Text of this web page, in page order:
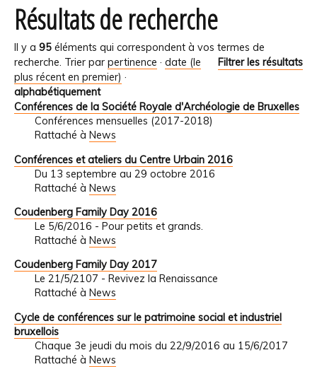
Résultats de recherche
Il y a 95 éléments qui correspondent à vos termes de
recherche.
Filtrer les résultats
Trier par pertinence · date (le
plus récent en premier) ·
alphabétiquement
Conférences de la Société Royale d'Archéologie de Bruxelles
Conférences mensuelles (2017-2018)
Rattaché à News
Conférences et ateliers du Centre Urbain 2016
Du 13 septembre au 29 octobre 2016
Rattaché à News
Coudenberg Family Day 2016
Le 5/6/2016 - Pour petits et grands.
Rattaché à News
Coudenberg Family Day 2017
Le 21/5/2107 - Revivez la Renaissance
Rattaché à News
Cycle de conférences sur le patrimoine social et industriel
bruxellois
Chaque 3e jeudi du mois du 22/9/2016 au 15/6/2017
Rattaché à News